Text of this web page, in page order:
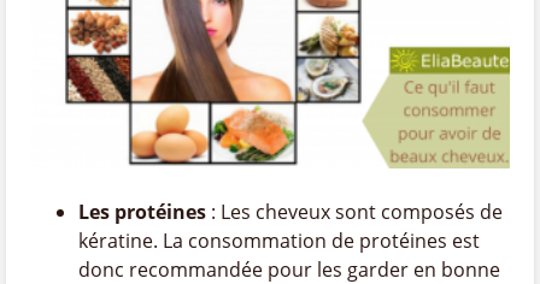
Les protéines : Les cheveux sont composés de
kératine. La consommation de protéines est
donc recommandée pour les garder en bonne